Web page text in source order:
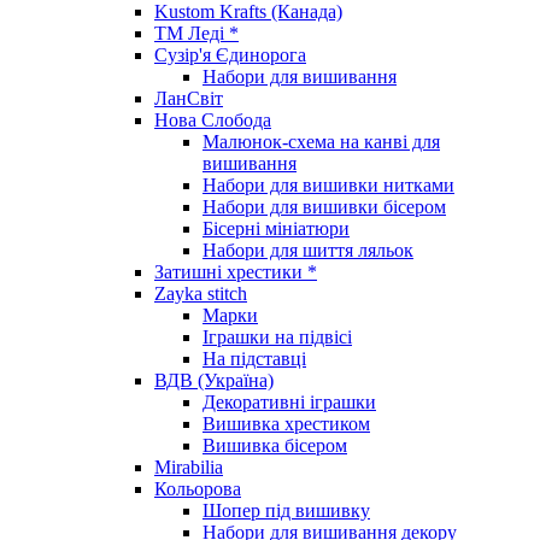
Kustom Krafts (Канада)
ТМ Леді *
Сузір'я Єдинорога
Набори для вишивання
ЛанСвіт
Нова Слобода
Малюнок-схема на канві для
вишивання
Набори для вишивки нитками
Набори для вишивки бісером
Бісерні мініатюри
Набори для шиття ляльок
Затишні хрестики *
Zayka stitch
Марки
Іграшки на підвісі
На підставці
ВДВ (Україна)
Декоративні іграшки
Вишивка хрестиком
Вишивка бісером
Mirabilia
Кольорова
Шопер під вишивку
Набори для вишивання декору